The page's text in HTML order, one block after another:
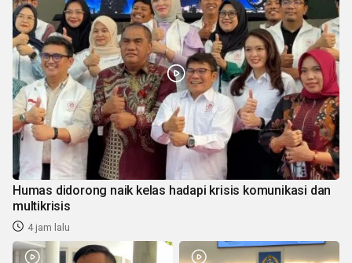
Humas didorong naik kelas hadapi krisis komunikasi dan
multikrisis
4 jam lalu